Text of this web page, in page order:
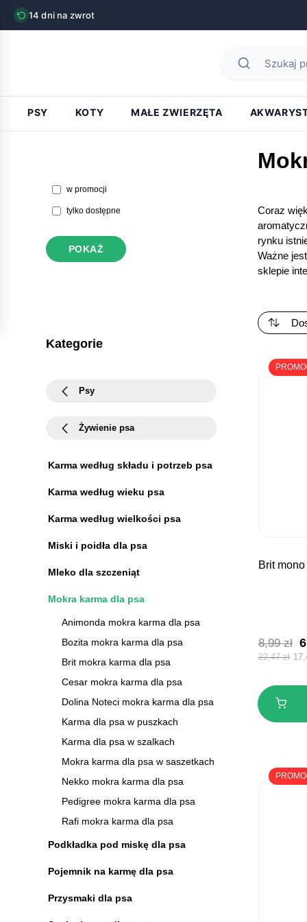
14 dni na zwrot
PSY KOTY MAŁE ZWIERZĘTA
Żywienie psa
w promocji
tylko dostępne
POKAŻ
Kategorie
Psy
Żywienie psa
Karma według składu i potrzeb psa
Karma według wieku psa
Karma według wielkości psa
Miski i poidła dla psa
Mleko dla szczeniąt
Mokra karma dla psa
Animonda mokra karma dla psa
Bozita mokra karma dla psa
Brit mokra karma dla psa
Cesar mokra karma dla psa
Dolina Noteci mokra karma dla psa
Karma dla psa w puszkach
Karma dla psa w szalkach
Mokra karma dla psa w saszetkach
Nekko mokra karma dla psa
Pedigree mokra karma dla psa
Rafi mokra karma dla psa
Podkładka pod miskę dla psa
Pojemnik na karmę dla psa
Przysmaki dla psa
Coraz
rynku
Ważne
sklepie
brit
8,99zł
22,47zł